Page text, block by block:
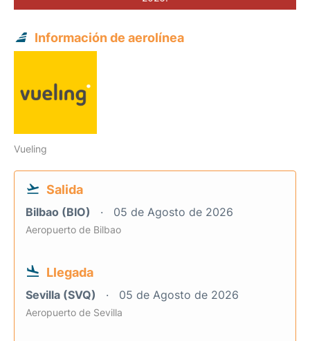
Información de aerolínea
Vueling
Salida
Bilbao (BIO) 05 de Agosto de 2026
Aeropuerto de Bilbao
Llegada
Sevilla (SVQ) 05 de Agosto de 2026
Aeropuerto de Sevilla